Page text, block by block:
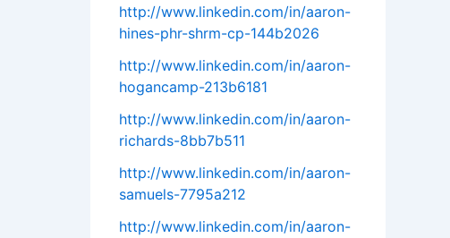
http://www.linkedin.com/in/aaron-
hines-phr-shrm-cp-144b2026
http://www.linkedin.com/in/aaron-
hogancamp-213b6181
http://www.linkedin.com/in/aaron-
richards-8bb7b511
http://www.linkedin.com/in/aaron-
samuels-7795a212
http://www.linkedin.com/in/aaron-